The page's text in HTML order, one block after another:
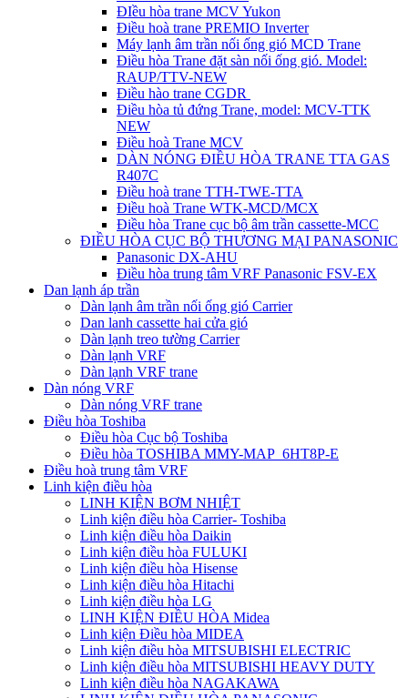
ĐIều hòa trane MCV Yukon
Điều hoà trane PREMIO Inverter
Máy lạnh âm trần nối ống gió MCD Trane
Điều hòa Trane đặt sàn nối ống gió. Model:
RAUP/TTV-NEW
Điều hào trane CGDR
Điều hòa tủ đứng Trane, model: MCV-TTK
NEW
Điều hoà Trane MCV
DÀN NÓNG ĐIỀU HÒA TRANE TTA GAS
R407C
Điều hoà trane TTH-TWE-TTA
Điều hoà Trane WTK-MCD/MCX
Điều hòa Trane cục bộ âm trần cassette-MCC
ĐIỀU HÒA CỤC BỘ THƯƠNG MẠI PANASONIC
Panasonic DX-AHU
Điều hòa trung tâm VRF Panasonic FSV-EX
Dan lạnh áp trần
Dàn lạnh âm trần nối ống gió Carrier
Dan lanh cassette hai cửa gió
Dàn lạnh treo tường Carrier
Dàn lạnh VRF
Dàn lạnh VRF trane
Dàn nóng VRF
Dàn nóng VRF trane
Điều hòa Toshiba
Điều hòa Cục bộ Toshiba
Điều hòa TOSHIBA MMY-MAP_6HT8P-E
Điều hoà trung tâm VRF
Linh kiện điều hòa
LINH KIỆN BƠM NHIỆT
Linh kiện điều hòa Carrier- Toshiba
Linh kiện điều hòa Daikin
Linh kiện điều hòa FULUKI
Linh kiện điều hòa Hisense
Linh kiện điều hòa Hitachi
Linh kiện điều hòa LG
LINH KIỆN ĐIỀU HÒA Midea
Linh kiện Điều hòa MIDEA
Linh kiện điều hòa MITSUBISHI ELECTRIC
Linh kiện điều hòa MITSUBISHI HEAVY DUTY
Linh kiện điều hòa NAGAKAWA